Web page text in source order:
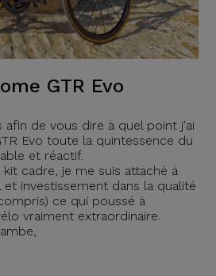
GTR Evo
de vous dire à quel point j'ai
Evo toute la quintessence du
et réactif.
cadre, je me suis attaché à
investissement dans la qualité
ce qui poussé à
vraiment extraordinaire.